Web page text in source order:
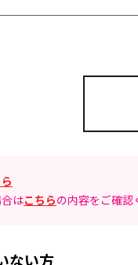
はこちらの内容をご確認
ない方